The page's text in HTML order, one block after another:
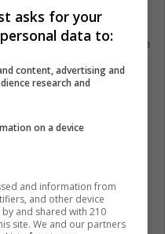
Twitter?
de la ex Miss Universo en
afectada
asks for your
data to:
content, advertising and
research and
on a device
and information from
and other device
and shared with 210
site. We and our partners